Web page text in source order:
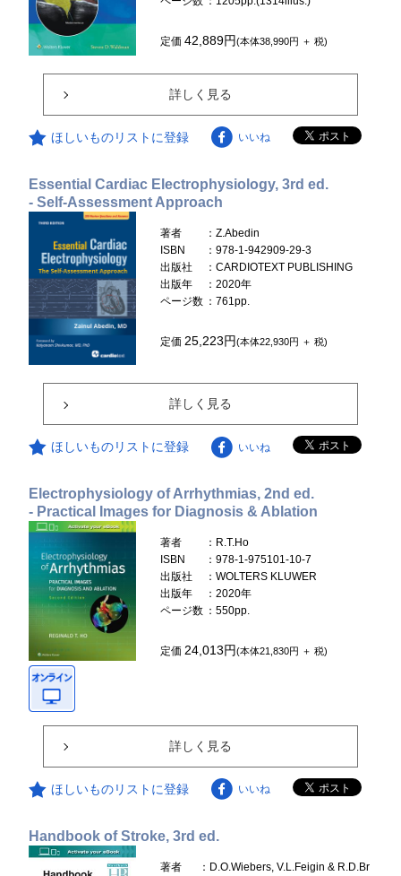
定価42,889円(本体38,990円 ＋ 税)
詳しく見る
ほしいものリストに登録 いいね
Essential Cardiac Electrophysiology, 3rd ed.
- Self-Assessment Approach
著者
：Z.Abedin
ISBN
：978-1-942909-29-3
出版社
：CARDIOTEXT PUBLISHING
出版年
：2020年
ページ数 ：761pp.
定価 25,223円(本体22,930円 ＋ 税)
詳しく見る
ほしいものリストに登録 いいね
Electrophysiology of Arrhythmias, 2nd ed.
- Practical Images for Diagnosis & Ablation
著者
：R.T.Ho
ISBN
：978-1-975101-10-7
出版社
：WOLTERS KLUWER
出版年
：2020年
ページ数 ：550pp.
定価24,013円(本体21,830円 ＋ 税)
詳しく見る
ほしいものリストに登録 いいね
Handbook of Stroke, 3rd ed.
著者
：D.O.Wiebers, V.L.Feigin & R.D.Br